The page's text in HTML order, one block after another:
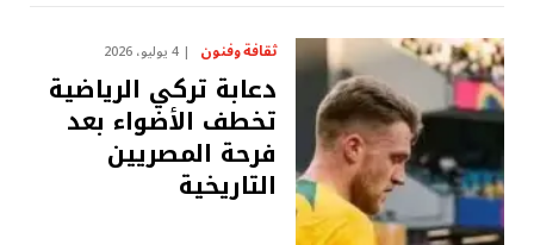
ثقافة وفنون 4 يوليو، 2026
دعابة تركي الرياضية
تخطف الأضواء بعد
فرحة المصريين
التاريخية